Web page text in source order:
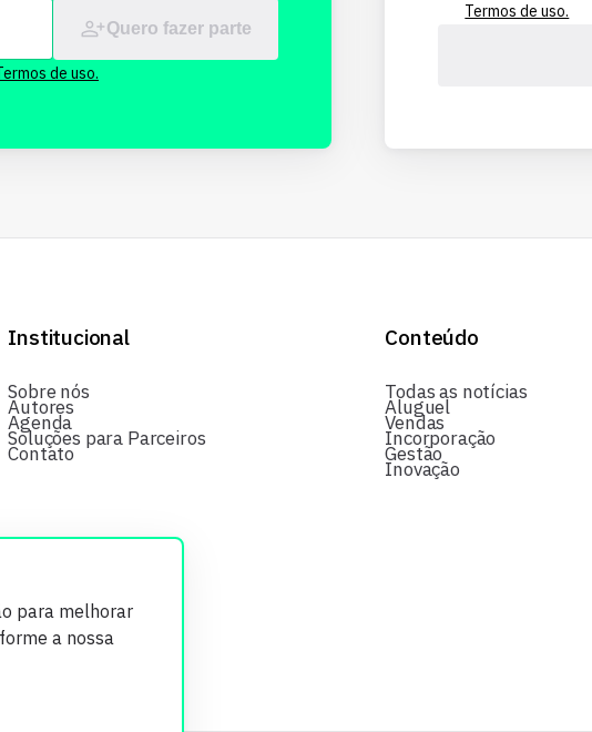
para melhorar
a nossa
Quero fazer parte
de uso.
Termos de uso.
Institucional
Sobre nós
Autores
Agenda
Soluções para Parceiros
Contato
Conteúdo
Todas as notícias
Aluguel
Vendas
Incorporação
Gestão
Inovação